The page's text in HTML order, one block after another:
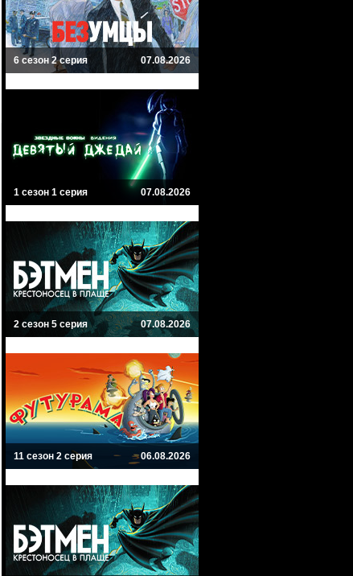
6 сезон 2 серия 07.08.2026
1 сезон 1 серия 07.08.2026
2 сезон 5 серия 07.08.2026
11 сезон 2 серия 06.08.2026